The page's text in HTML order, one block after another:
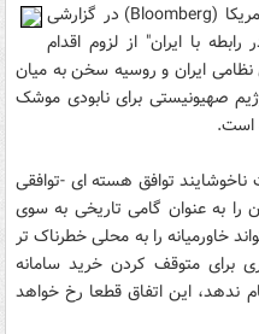
، خبرگزاری بلومبرگ آمریکا (Bloomberg) در گزارشی
با ایران" از لزوم اقدام
ایران و روسیه سخن به میان
صهیونیستی برای نابودی موشک
است.
توافق هسته ای -توافقی
را به عنوان گامی تاریخی به سوی
خاورمیانه را به محلی خطرناک تر
برای متوقف کردن خرید سامانه
ندهد، این اتفاق قطعا رخ خواهد